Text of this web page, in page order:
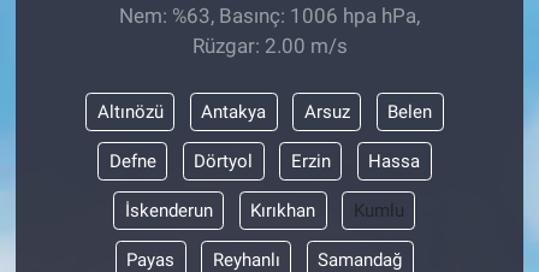
Nem: %63, Basınç: 1006 hpa hPa,
Rüzgar: 2.00 m/s
Altınözü Antakya Arsuz Belen
Defne Dörtyol Erzin Hassa
İskenderun Kırıkhan Kumlu
Payas Reyhanlı Samandağ